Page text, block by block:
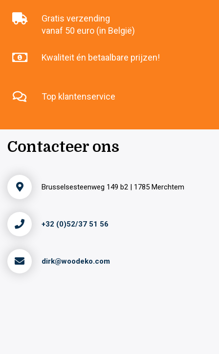
Gratis verzending
vanaf 50 euro (in België)
Kwaliteit én betaalbare prijzen!
Top klantenservice
Contacteer ons
Brusselsesteenweg 149 b2 | 1785 Merchtem
+32 (0)52/37 51 56
dirk@woodeko.com